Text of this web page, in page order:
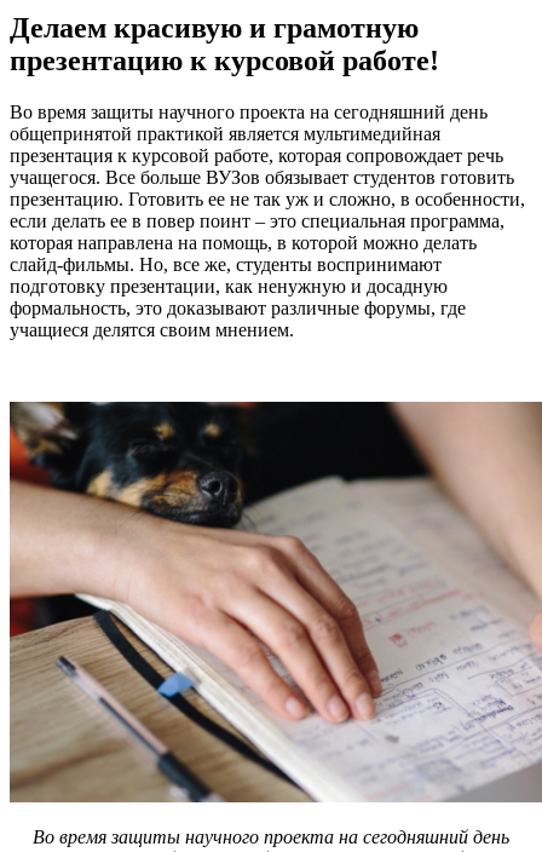
Делаем красивую и грамотную
презентацию к курсовой работе!
Во время защиты научного проекта на сегодняшний день
общепринятой практикой является мультимедийная
презентация к курсовой работе, которая сопровождает речь
учащегося. Все больше ВУЗов обязывает студентов готовить
презентацию. Готовить ее не так уж и сложно, в особенности,
если делать ее в повер поинт – это специальная программа,
которая направлена на помощь, в которой можно делать
слайд-фильмы. Но, все же, студенты воспринимают
подготовку презентации, как ненужную и досадную
формальность, это доказывают различные форумы, где
учащиеся делятся своим мнением.
Во время защиты научного проекта на сегодняшний день